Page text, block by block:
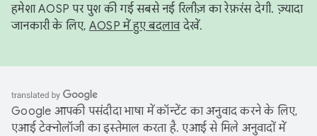
हमेशा AOSP पर पुश की गई सबसे नई रिलीज़ का रेफ़रंस देगी. ज़्यादा
जानकारी के लिए, AOSP में हुए बदलावदेखें.
Google आपकी पसंदीदा भाषा में कॉन्टेंट का अनुवाद करने के लिए,
एआई टेक्नोलॉजी का इस्तेमाल करता है. एआई से मिले अनुवादों में